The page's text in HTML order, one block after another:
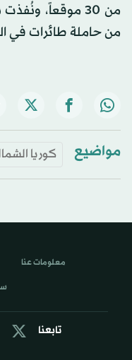
من 30 موقعاً،
من حاملة طائرات في
مواضيع كوريا
تابعنا
معلومات عنا